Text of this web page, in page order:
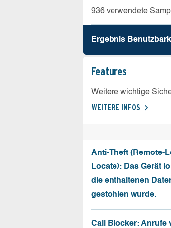
936 verwendete
Ergebnis
Features
Weitere wichtige
WEITERE INFOS
Anti-Theft (Remote-
Locate): Das Gerät
die enthaltenen
gestohlen wurde.
Call Blocker: Anrufe